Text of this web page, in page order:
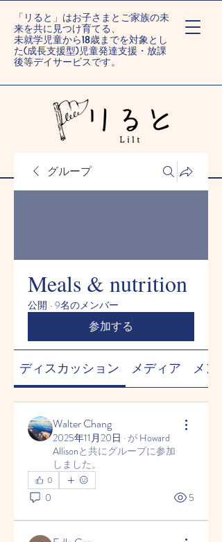
「リると」はお子さまとご家族の未
来を共に見つけ育てる、
未就学児童から18歳までを対象とし
た(成長支援型)児童発達支援・放課
後等デイサービスです。
ー旭川末広/旭川旭町ー
グループ
Meals & nutrition
公開 · 9名のメンバー
参加する
ディスカッション メディア メン
Walter Chang
2025年11月20日 · が Howard
Allisonと共にグループに参加
しました。
0
0 5